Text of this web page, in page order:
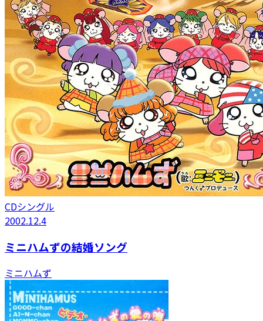
CDシングル
2002.12.4
ミニハムずの結婚ソング
ミニハムず